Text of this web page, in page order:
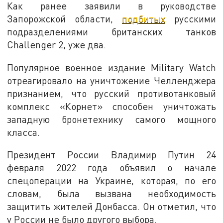
Как ранее заявили в руководстве
Запорожской области, подбитыхрусскими
подразделениями британских танков
Challenger 2, уже два.
Популярное военное издание Military Watch
отреагировало на уничтожение Челленджера
признанием, что русский противотанковый
комплекс «Корнет» способен уничтожать
западную бронетехнику самого мощного
класса.
Президент России Владимир Путин 24
февраля 2022 года объявил о начале
спецоперации на Украине, которая, по его
словам, была вызвана необходимость
защитить жителей Донбасса. Он отметил, что
у России не было другого выбора.